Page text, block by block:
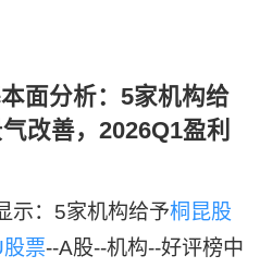
面分析：5家机构给
改善，2026Q1盈利
示：5家机构给予桐昆股
股票--A股--机构--好评榜中